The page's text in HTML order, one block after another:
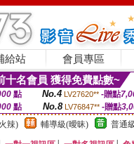
給站 會員專區
十名會員 獲得免費點數~
點 No.4 LV27620** -贈點
點 No.8 LV76847** -贈點
辣) 輔導級(曖昧) 普通